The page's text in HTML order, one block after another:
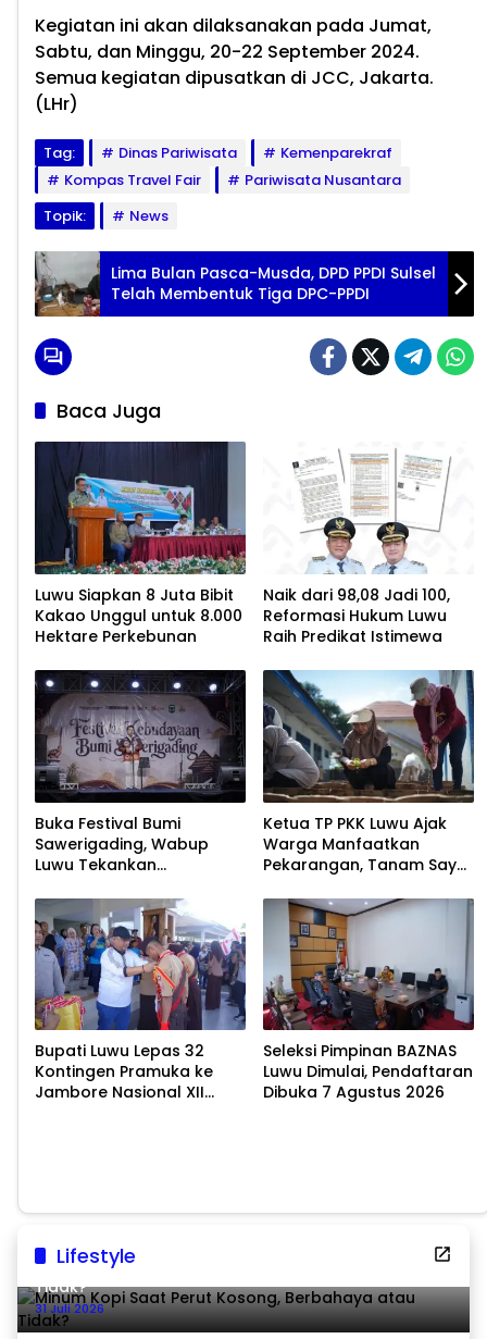
Kegiatan ini akan dilaksanakan pada Jumat,
Sabtu, dan Minggu, 20-22 September 2024.
Semua kegiatan dipusatkan di JCC, Jakarta.
(LHr)
Tag: Dinas Pariwisata
Kemenparekraf
Kompas Travel Fair
Pariwisata Nusantara
Topik:
News
Lima Bulan Pasca-Musda, DPD PPDI Sulsel
Telah Membentuk Tiga DPC-PPDI
Baca Juga
Luwu Siapkan 8 Juta Bibit
Kakao Unggul untuk 8.000
Hektare Perkebunan
Naik dari 98,08 Jadi 100,
Reformasi Hukum Luwu
Raih Predikat Istimewa
Buka Festival Bumi
Sawerigading, Wabup
Luwu Tekankan
Ketua TP PKK Luwu Ajak
Warga Manfaatkan
Pekarangan, Tanam Sayur
Bupati Luwu Lepas 32
Kontingen Pramuka ke
Jambore Nasional XII
Seleksi Pimpinan BAZNAS
Luwu Dimulai, Pendaftaran
Dibuka 7 Agustus 2026
Lifestyle
Minum Kopi Saat Perut Kosong, Berbahaya atau
Tidak?
31 Juli 2026